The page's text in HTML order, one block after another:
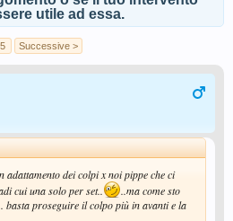
utile ad essa.
5 Successive >
adattamento dei colpi x noi pippe che ci
cui una solo per set..
..ma come sto
basta proseguire il colpo più in avanti e la